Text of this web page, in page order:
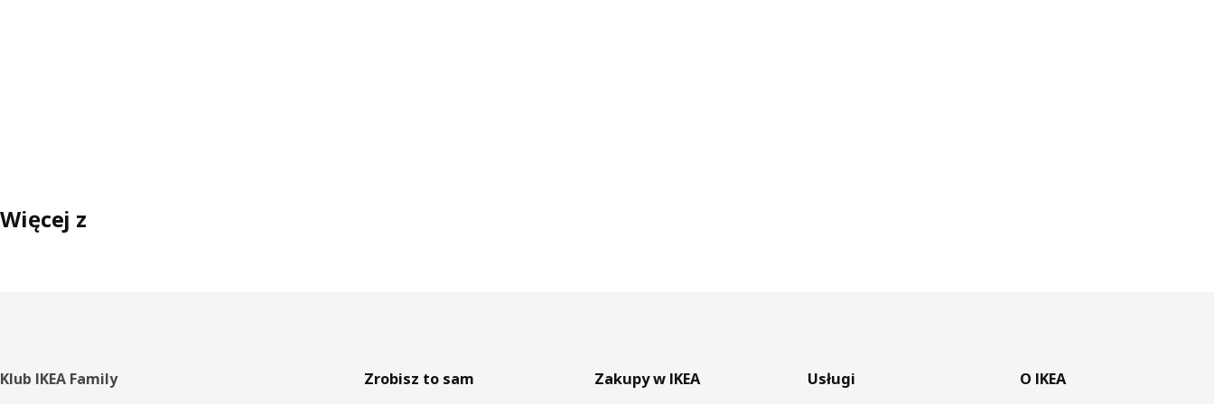
Więcej z
Stopka
Klub IKEA Family Zrobisz to sam Zakupy w IKEA Usługi O IKEA